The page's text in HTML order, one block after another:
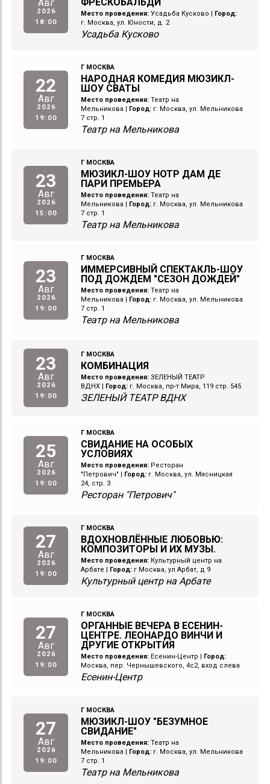
Авг
2026
18:00
Место проведения: Усадьба Кусково | Город:
г. Москва, ул. Юности, д. 2
Усадьба Кусково
22
Авг
2026
19:00
Г МОСКВА
НАРОДНАЯ КОМЕДИЯ МЮЗИКЛ-
ШОУ СВАТЫ
Место проведения: Театр на
Мельникова | Город: г. Москва, ул. Мельникова
7 стр. 1
Театр на Мельникова
23
Авг
2026
15:00
Г МОСКВА
МЮЗИКЛ-ШОУ НОТР ДАМ ДЕ
ПАРИ ПРЕМЬЕРА
Место проведения: Театр на
Мельникова | Город: г. Москва, ул. Мельникова
7 стр. 1
Театр на Мельникова
23
Авг
2026
19:00
Г МОСКВА
ИММЕРСИВНЫЙ СПЕКТАКЛЬ-ШОУ
ПОД ДОЖДЕМ "СЕЗОН ДОЖДЕЙ"
Место проведения: Театр на
Мельникова | Город: г. Москва, ул. Мельникова
7 стр. 1
Театр на Мельникова
23
Авг
2026
19:00
Г МОСКВА
КОМБИНАЦИЯ
Место проведения: ЗЕЛЕНЫЙ ТЕАТР
ВДНХ
Город: г. Москва, пр-т Мира, 119 стр. 545
ЗЕЛЕНЫЙ ТЕАТР ВДНХ
25
Авг
2026
19:00
Г МОСКВА
СВИДАНИЕ НА ОСОБЫХ
УСЛОВИЯХ
Место проведения: Ресторан
"Петрович" | Город: г. Москва, ул. Мясницкая
24, стр. 3
Ресторан "Петрович"
27
Авг
2026
19:00
Г МОСКВА
ВДОХНОВЛЁННЫЕ ЛЮБОВЬЮ:
КОМПОЗИТОРЫ И ИХ МУЗЫ.
Место проведения: Культурный центр на
Арбате | Город: г Москва, ул Арбат, д 9
Культурный центр на Арбате
27
Авг
2026
19:00
Г МОСКВА
ОРГАННЫЕ ВЕЧЕРА В ЕСЕНИН-
ЦЕНТРЕ. ЛЕОНАРДО ВИНЧИ И
ДРУГИЕ ОТКРЫТИЯ
Место проведения: Есенин-Центр | Город:
Москва, пер. Чернышевского, 4с2, вход слева
Есенин-Центр
27
Авг
2026
19:00
Г МОСКВА
МЮЗИКЛ-ШОУ "БЕЗУМНОЕ
СВИДАНИЕ"
Место проведения: Театр на
Мельникова | Город: г. Москва, ул. Мельникова
7 стр. 1
Театр на Мельникова